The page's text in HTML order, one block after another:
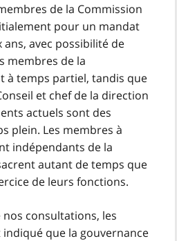
de la Commission
pour un mandat
ans, avec possibilité de
membres de la
à temps partiel, tandis que
et chef de la direction
actuels sont des
plein. Les membres à
indépendants de la
autant de temps que
de leurs fonctions.
nos consultations, les
que la gouvernance